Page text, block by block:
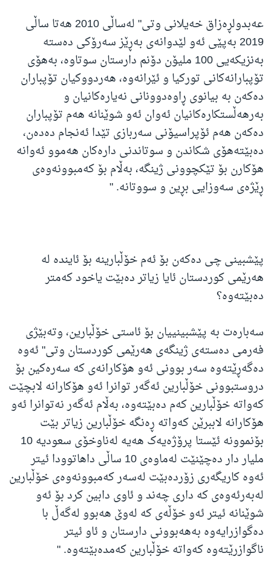
عەبدولڕەزاق خەیلانی وتی" لەساڵی 2010 هەتا ساڵی
2019 بەپێی ئەو لێدوانەی بەڕێز سەرۆکی دەستە
بەنزیکەیی 100 ملیۆن دۆنم دارستان سوتاوه،‌ بەهۆی
تۆپبارانەکانی تورکیا و ئێرانەوە، هەردووکیان تۆپباران
دەکەن به ‌بیانوی ڕاوەدوونانی نەیارەکانیان و
بەرهەڵستکارەکانیان ئەوان ئەو شوێنانە هەم تۆپباران
دەکەن هەم ئۆپراسیۆنی سەربازی تێدا ئەنجام دەدەن،
دەبێتەهۆی شکاندن و سوتاندنی دارەکان هەموو ئەوانە
هۆکارن بۆ تێکچوونی ژینگه،‌ بەڵام بۆ کەمبوونەوەی
ڕێژەی سەوزایی بڕین و سووتانە. "
پێشبینی چی دەکەن بۆ ئەم خۆڵبارینە بۆ ئایندە لە
هەرێمی کوردستان ئایا زیاتر دەبێت یاخود کەمتر
دەبێتەوە؟
سەبارەت بە پێشبینییان بۆ ئاستی خۆڵبارین، وتەبێژی
فەرمی دەستەی ژینگەی هەرێمی کوردستان وتی" ئەوە
دەگەڕێتەوە سەر بوونی ئەو هۆکارانەی کە سەرەکین بۆ
دروستبوونی خۆڵبارین ئەگەر توانرا ئەو هۆکارانە لابچێت
کەواتە خۆڵبارین کەم دەبێتەوه،‌ بەڵام ئەگەر نەتوانرا ئەو
هۆکارانە لاببرێن کەواتە ڕەنگە خۆڵبارین زیاتر بێت
بۆنموونە ئێستا پرۆژەیەک هەیە لەناوخۆی سعودیە 10
ملیار دار دەچێنێت لەماوەی 10 ساڵی داهاتوودا ئیتر
ئەوە کاریگەری زۆردەبێت لەسەر کەمبوونەوەی خۆڵبارین
لەبەرئەوەی کە داری چەند و ئاوی دابین کرد بۆ ئەو
شوێنانە ئیتر ئەو خۆڵەی کە لەوێ هەبوو لەگەڵ با
دەگوازرایەوە بەهەبوونی دارستان و ئاو ئیتر
ناگوازرێتەوە کەواتە خۆڵبارین کەمدەبێتەوە. "